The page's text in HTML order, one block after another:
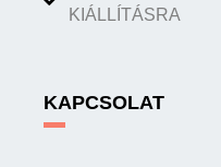
KIÁLLÍTÁSRA
KAPCSOLAT